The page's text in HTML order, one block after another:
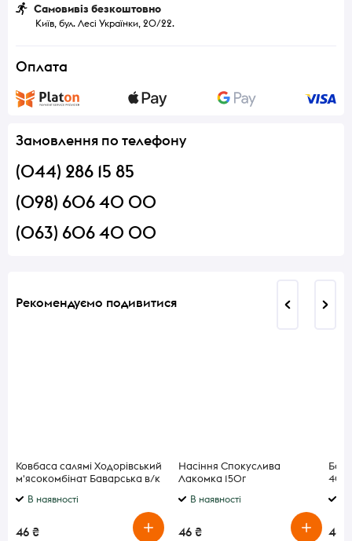
Самовивіз безкоштовно
Київ, бул. Лесі Українки, 20/22.
Оплата
Замовлення по телефону
(044) 286 15 85
(098) 606 40 00
(063) 606 40 00
Рекомендуємо подивитися
Ковбаса салямі Ходорівський
м'ясокомбінат Баварська в/к
В наявності
46 ₴
Насіння Спокуслива
Лакомка 150г
В наявності
46 ₴
40г
46 ₴